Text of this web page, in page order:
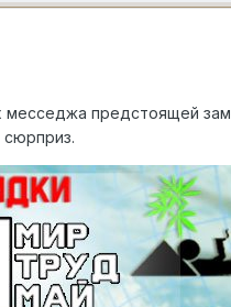
предстоящей
сюрприз.